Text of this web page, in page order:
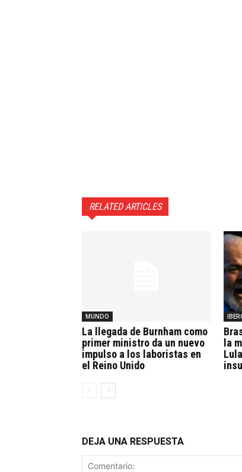
RELATED ARTICLES
MUNDO
La llegada de Burnham como
primer ministro da un nuevo
impulso a los laboristas en
el Reino Unido
la
DEJA UNA RESPUESTA